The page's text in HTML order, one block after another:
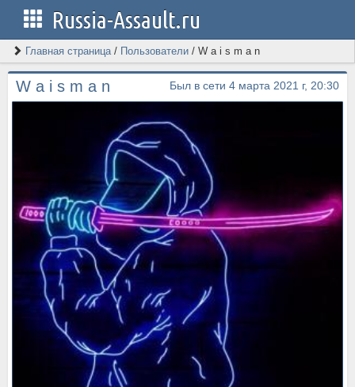
Russia-Assault.ru
Главная страница/ Пользователи / W a i s m a n
W a i s m a n Был в сети 4 марта 2021 г, 20:30